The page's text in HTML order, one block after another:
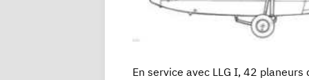
En service avec LLG I, 42